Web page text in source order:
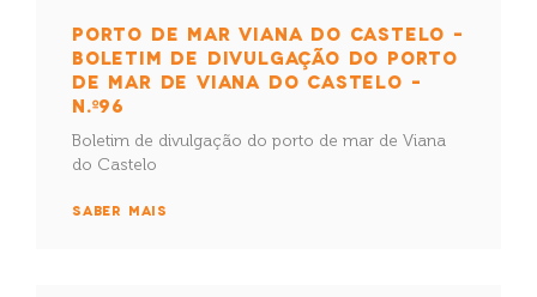
PORTO DE MAR VIANA DO CASTELO –
BOLETIM DE DIVULGAÇÃO DO PORTO
DE MAR DE VIANA DO CASTELO –
N.º96
Boletim de divulgação do porto de mar de Viana
do Castelo
SABER MAIS